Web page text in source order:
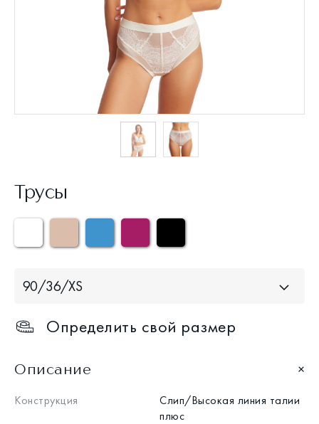
Трусы
90/36/XS
Определить свой размер
Описание
Конструкция
Слип/Высокая линия талии
плюс